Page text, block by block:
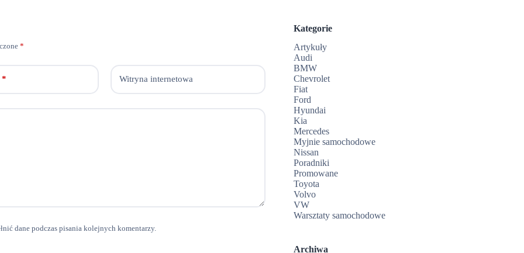
*
* Witryna internetowa
dane podczas pisania kolejnych komentarzy.
Kategorie
Artykuły
Audi
BMW
Chevrolet
Fiat
Ford
Hyundai
Kia
Mercedes
Myjnie samochodowe
Nissan
Poradniki
Promowane
Toyota
Volvo
VW
Warsztaty samochodowe
Archiwa